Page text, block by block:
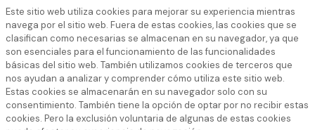
Este sitio web utiliza cookies para mejorar su experiencia mientras
navega por el sitio web. Fuera de estas cookies, las cookies que se
clasifican como necesarias se almacenan en su navegador, ya que
son esenciales para el funcionamiento de las funcionalidades
básicas del sitio web. También utilizamos cookies de terceros que
nos ayudan a analizar y comprender cómo utiliza este sitio web.
Estas cookies se almacenarán en su navegador solo con su
consentimiento. También tiene la opción de optar por no recibir estas
cookies. Pero la exclusión voluntaria de algunas de estas cookies